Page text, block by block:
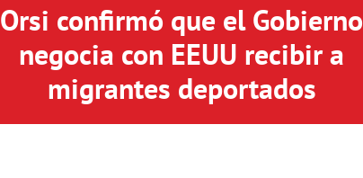
Orsi confirmó que el Gobierno
negocia con EEUU recibir a
migrantes deportados